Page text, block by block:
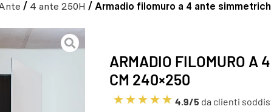
/ 4 ante 250H / Armadio filomuro a 4 ante
ARMADIO FILOMURO A
CM 240×250
4.9/5 da clienti